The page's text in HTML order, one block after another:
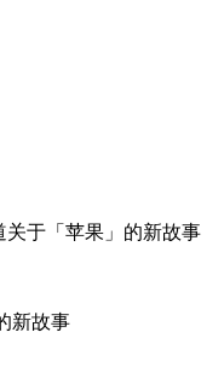
关于「苹果」的新故事
新故事